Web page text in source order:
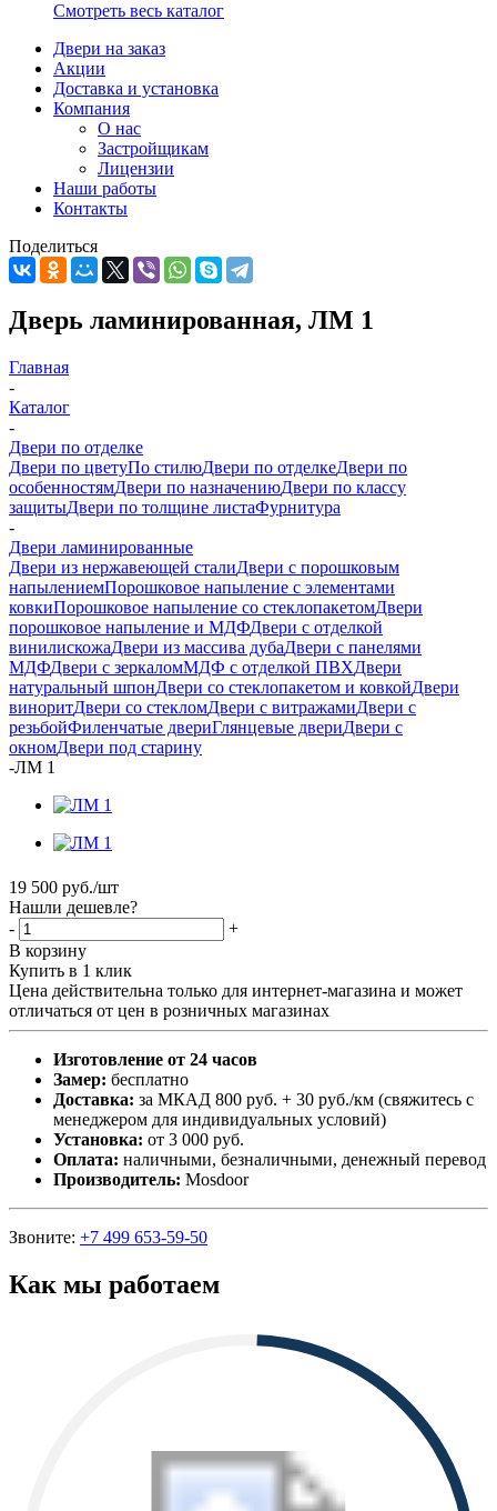
Смотреть весь каталог
Двери на заказ
Акции
Доставка и установка
Компания
О нас
Застройщикам
Лицензии
Наши работы
Контакты
Поделиться
Дверь ламинированная, ЛМ 1
Главная
-
Каталог
-
Двери по отделке
Двери по цветуПо стилюДвери по отделкеДвери по
особенностямДвери по назначениюДвери по классу
защитыДвери по толщине листаФурнитура
-
Двери ламинированные
Двери из нержавеющей сталиДвери с порошковым
напылениемПорошковое напыление с элементами
ковкиПорошковое напыление со стеклопакетомДвери
порошковое напыление и МДФДвери с отделкой
винилискожаДвери из массива дубаДвери с панелями
МДФДвери с зеркаломМДФ с отделкой ПВХДвери
натуральный шпонДвери со стеклопакетом и ковкойДвери
виноритДвери со стекломДвери с витражамиДвери с
резьбойФиленчатые двериГлянцевые двериДвери с
окномДвери под старину
-ЛМ 1
19 500 руб./шт
Нашли дешевле?
-
+
В корзину
Купить в 1 клик
Цена действительна только для интернет-магазина и может
отличаться от цен в розничных магазинах
Изготовление от 24 часов
Замер: бесплатно
Доставка: за МКАД 800 руб. + 30 руб./км (свяжитесь с
менеджером для индивидуальных условий)
Установка: от 3 000 руб.
Оплата: наличными, безналичными, денежный перевод
Производитель: Mosdoor
Звоните: +7 499 653-59-50
Как мы работаем